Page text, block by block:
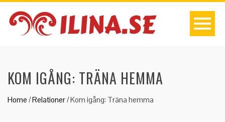
KOM IGÅNG: TRÄNA HEMMA
Home /Relationer/Kom igång: Träna hemma